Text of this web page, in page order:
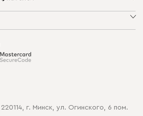
обработки cookie
г. Минск, ул. Огинского, 6 пом.